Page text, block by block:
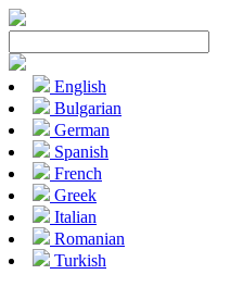
English
Bulgarian
German
Spanish
French
Greek
Italian
Romanian
Turkish